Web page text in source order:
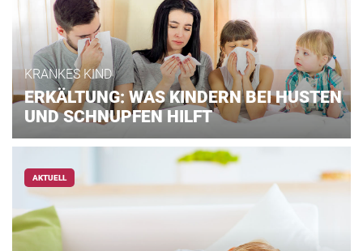
KRANKES KIND
ERKÄLTUNG: WAS KINDERN BEI HUSTEN
UND SCHNUPFEN HILFT
AKTUELL